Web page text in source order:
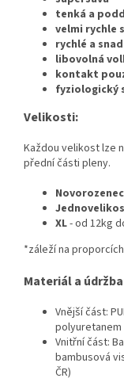
tenká a
velmi rychle
rychlé a
libovolná
kontakt
fyziologický
Velikosti:
Každou velikost lze
přední části pleny.
XL- od 12kg
*záleží na proporcích
Materiál a
Vnější část:
polyuretanem
Vnitřní část:
bambusová
ČR)